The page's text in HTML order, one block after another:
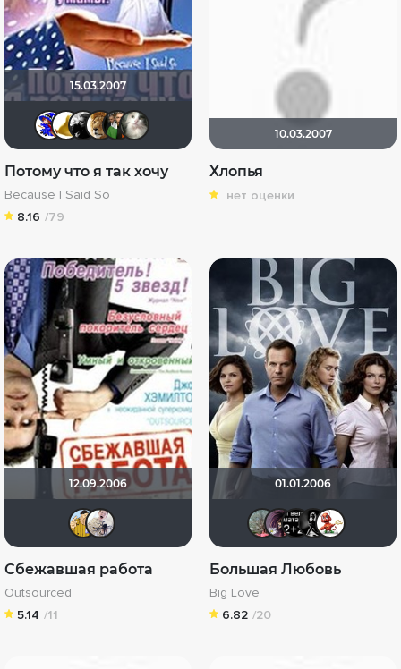
15.03.2007
lemeva-vv
pona666murik147
Николай_31
Lexsa
Потому что я так хочу
Because I Said So
8.16 /79
10.03.2007
Хлопья
нет оценки
12.09.2006
Сбежавшая работа
Outsourced
5.14 /11
01.01.2006
Большая Любовь
Big Love
6.82 /20